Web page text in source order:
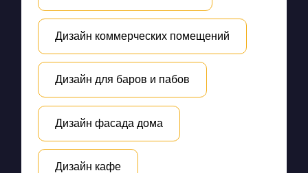
Дизайн коммерческих помещений
Дизайн для баров и пабов
Дизайн фасада дома
Дизайн кафе